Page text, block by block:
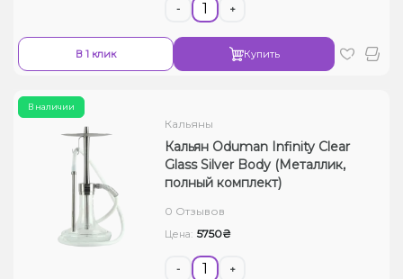
- +
В 1 клик Купить
В наличии
Кальяны
Кальян Oduman Infinity Clear
Glass Silver Body (Металлик,
полный комплект)
0 Отзывов
Цена: 5750₴
- +